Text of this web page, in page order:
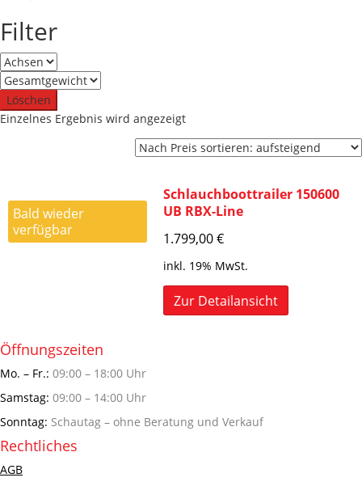
Filter
Löschen
Einzelnes Ergebnis wird angezeigt
Bald wieder
verfügbar
Schlauchboottrailer 150600
UB RBX-Line
1.799,00€
inkl. 19% MwSt.
Zur Detailansicht
Öffnungszeiten
Mo. – Fr.: 09:00 – 18:00 Uhr
Samstag: 09:00 – 14:00 Uhr
Sonntag: Schautag – ohne Beratung und Verkauf
Rechtliches
AGB